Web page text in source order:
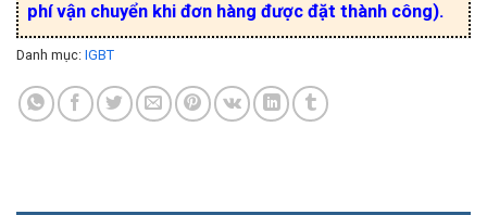
phí vận chuyển khi đơn hàng được đặt thành công).
Danh mục: IGBT